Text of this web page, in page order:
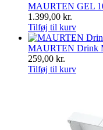
MAURTEN GEL
1.399,00 kr.
Tilføj til kurv
MAURTEN Drink
259,00 kr.
Tilføj til kurv